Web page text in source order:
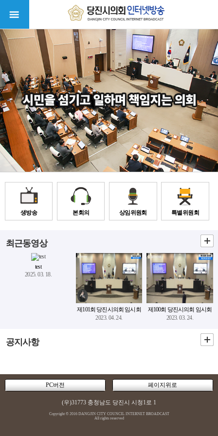
생방송 본회의 상임위원회 특별위원회
최근동영상
test
2025. 03. 18.
제101회 당진시의회 임시회
2023. 04. 24.
제100회 당진시의회 임시회
2023. 03. 24.
공지사항
PC버전 페이지위로
(우)31773 충청남도 당진시 시청1로 1
Copyright © 2016 DANGJIN CITY COUNCIL INTERNET BROADCAST
All rights reserved